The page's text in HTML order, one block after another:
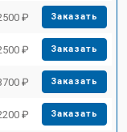
₽ Заказать
₽ Заказать
₽ Заказать
₽ Заказать